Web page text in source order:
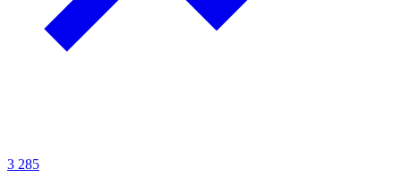
3 285